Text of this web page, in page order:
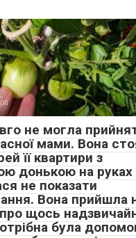
не могла
мами. Вона
її квартири з
донькою на руках
не показати
Вона прийшла
щось
була